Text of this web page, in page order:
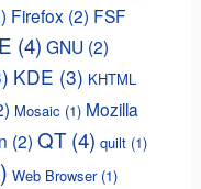
Firefox (2) FSF
(4) GNU (2)
KDE (3) KHTML
Mosaic (1) Mozilla
(2) QT(4) quilt(1)
Web Browser(1)